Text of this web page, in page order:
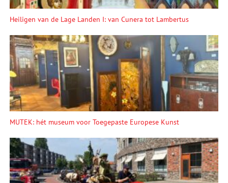
Heiligen van de Lage Landen I: van Cunera tot Lambertus
MUTEK: hét museum voor Toegepaste Europese Kunst